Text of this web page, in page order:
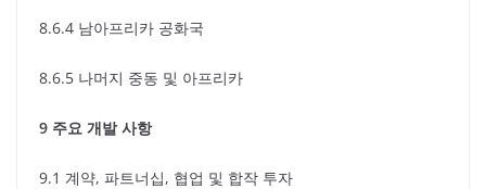
8.6.4 남아프리카 공화국
8.6.5 나머지 중동 및 아프리카
9 주요 개발 사항
9.1 계약, 파트너십, 협업 및 합작 투자